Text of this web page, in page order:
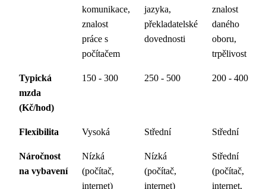
komunikace,
znalost
práce s
počítačem
jazyka,
překladatelské
dovednosti
znalost
daného
oboru,
trpělivost
Typická
mzda
(Kč/hod)
150 - 300 250 - 500 200 - 400
Flexibilita Vysoká Střední Střední
Náročnost
na vybavení
Nízká
(počítač,
internet)
Nízká
(počítač,
internet)
Střední
(počítač,
internet,